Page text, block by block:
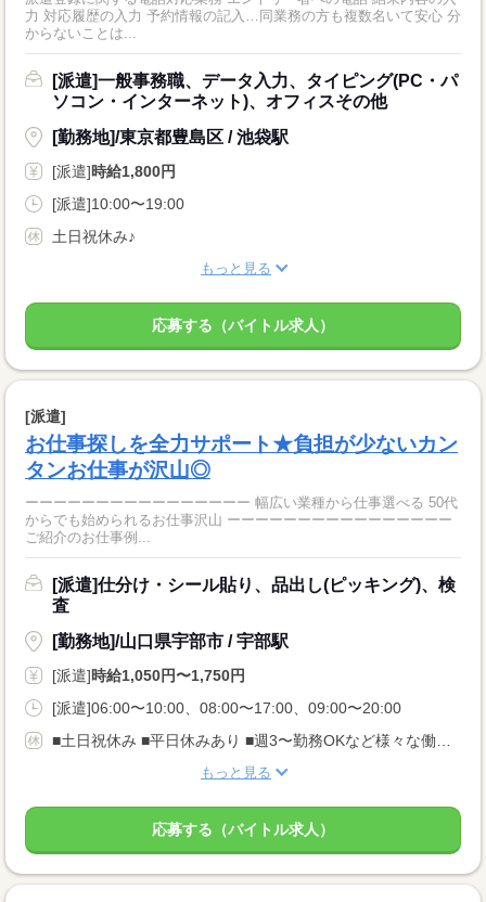
力 対応履歴の入力 予約情報の記入…同業務の方も複数名いて安心 分
からないことは...
[派遣]一般事務職、データ入力、タイピング(PC・パ
ソコン・インターネット)、オフィスその他
[勤務地]/東京都豊島区 / 池袋駅
[派遣]時給1,800円
[派遣]10:00〜19:00
土日祝休み♪
もっと見る
応募する（バイトル求人）
[派遣]
お仕事探しを全力サポート★負担が少ないカン
タンお仕事が沢山◎
ーーーーーーーーーーーーーーーー 幅広い業種から仕事選べる 50代
からでも始められるお仕事沢山 ーーーーーーーーーーーーーーーー
ご紹介のお仕事例...
[派遣]仕分け・シール貼り、品出し(ピッキング)、検
査
[勤務地]/山口県宇部市 / 宇部駅
[派遣]時給1,050円〜1,750円
[派遣]06:00〜10:00、08:00〜17:00、09:00〜20:00
■土日祝休み ■平日休みあり ■週3〜勤務OKなど様々な働き方あり ■シフト制 ■GW・お盆・年末年始休暇 などなどあなたの希望にあわせて お仕事をご紹介いたします！
もっと見る
応募する（バイトル求人）